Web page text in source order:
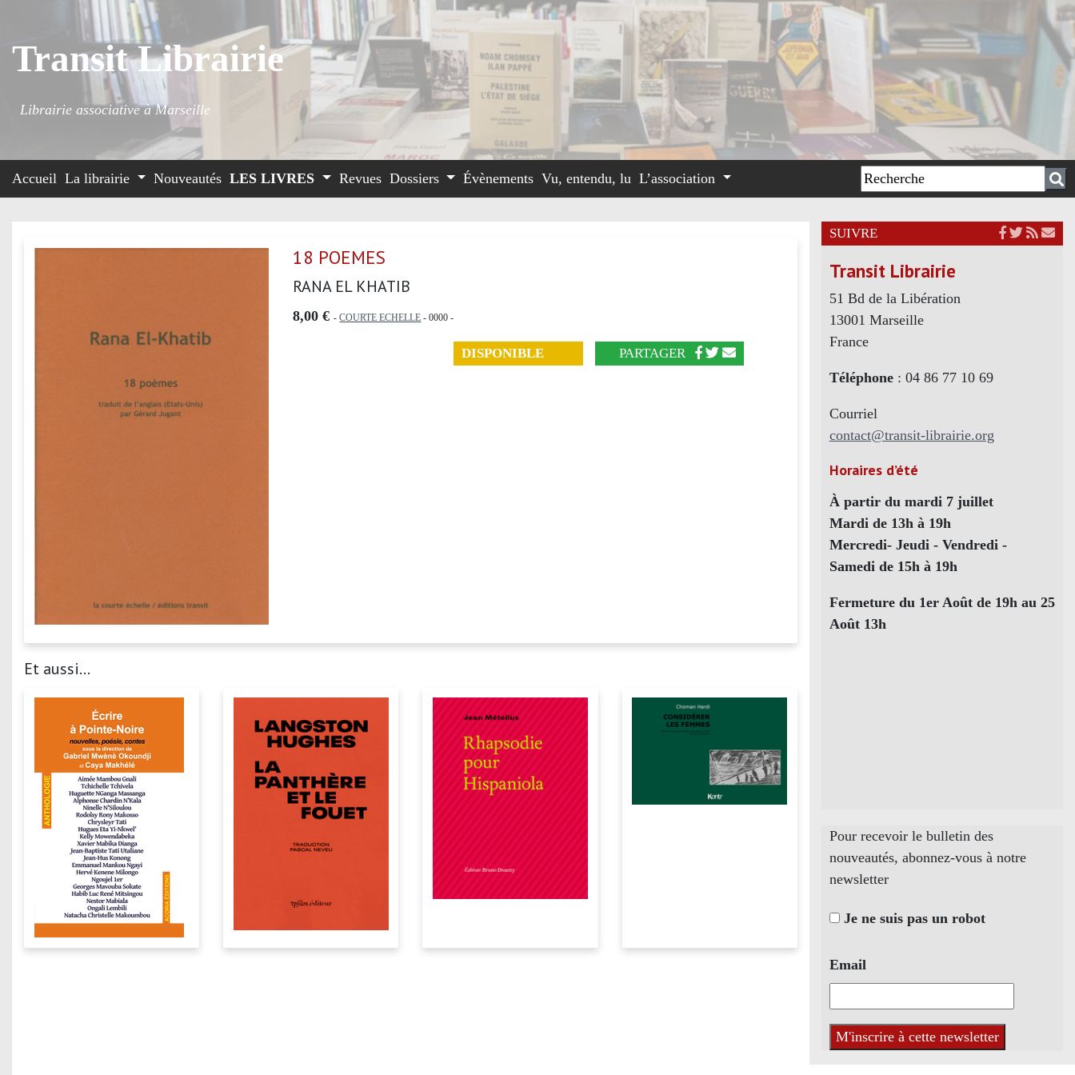
Transit Librairie
Librairie associative à Marseille
Accueil La librairie Nouveautés LES LIVRES Revues Dossiers Évènements Vu, entendu, lu L’association
18 POEMES
RANA EL KHATIB
8,00 € -COURTE ECHELLE - 0000 -
DISPONIBLE PARTAGER
Et aussi...
SUIVRE
Transit Librairie
51 Bd de la Libération
13001 Marseille
France
Téléphone: 04 86 77 10 69
Courriel
contact@transit-librairie.org
Horaires d’été
À partir du mardi 7 juillet
Mardi de 13h à 19h
Mercredi- Jeudi - Vendredi -
Samedi de 15h à 19h
Fermeture du 1er Août de 19h au 25
Août 13h
Pour recevoir le bulletin des
nouveautés, abonnez-vous à notre
newsletter
Je ne suis pas un robot
Email